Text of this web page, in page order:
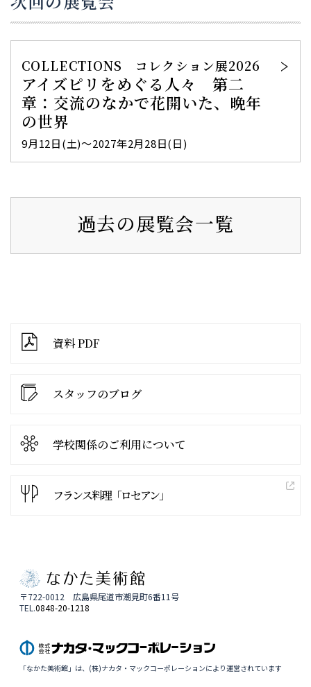
COLLECTIONS コレクション展2026
アイズピリをめぐる人々 第二
章：交流のなかで花開いた、晩年
の世界
9月12日(土)～2027年2月28日(日)
過去の展覧会一覧
資料 PDF
スタッフのブログ
学校関係のご利用について
フランス料理「ロセアン」
〒722-0012 広島県尾道市潮見町6番11号
TEL.0848-20-1218
「なかた美術館」は、(株)ナカタ・マックコーポレーションにより運営されています